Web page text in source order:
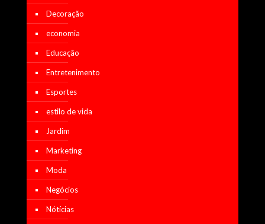
Decoração
economia
Educação
Entretenimento
Esportes
estilo de vida
Jardim
Marketing
Moda
Negócios
Nótícias